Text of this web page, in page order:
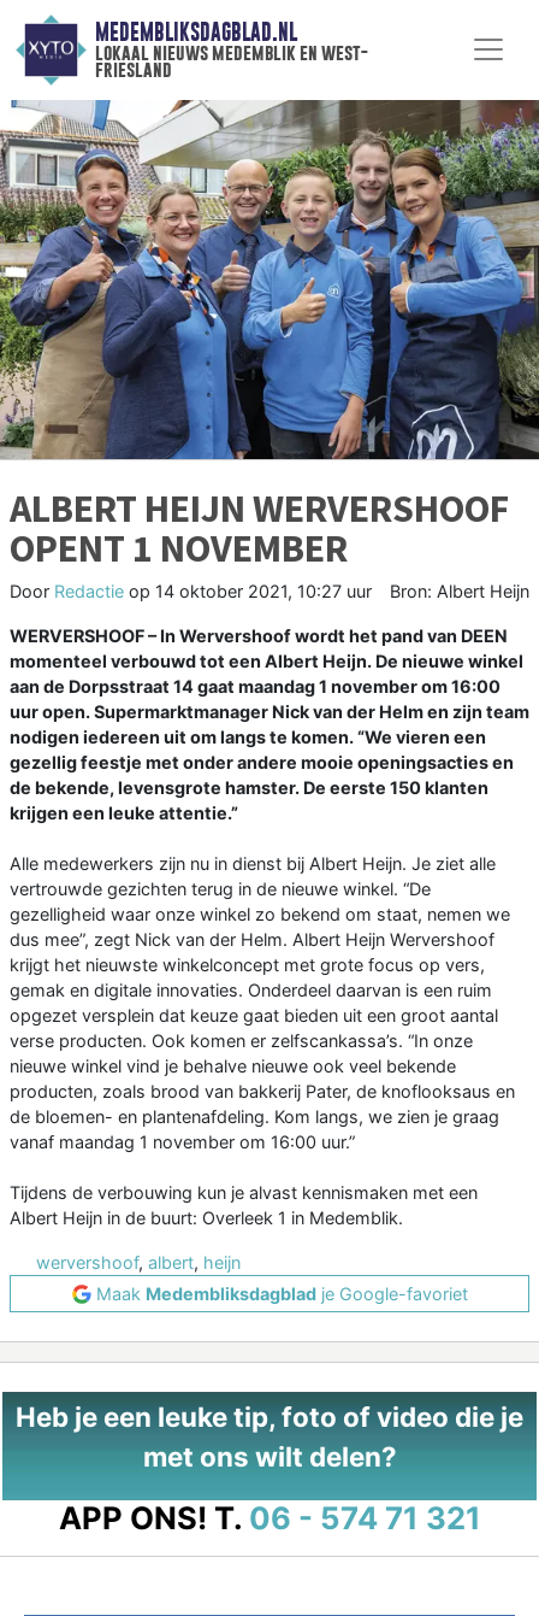
MEDEMBLIKSDAGBLAD.NL
lokaal nieuws medemblik en west-
friesland
ALBERT HEIJN WERVERSHOOF
OPENT 1 NOVEMBER
Door Redactie op 14 oktober 2021, 10:27 uur Bron: Albert Heijn
WERVERSHOOF – In Wervershoof wordt het pand van DEEN
momenteel verbouwd tot een Albert Heijn. De nieuwe winkel
aan de Dorpsstraat 14 gaat maandag 1 november om 16:00
uur open. Supermarktmanager Nick van der Helm en zijn team
nodigen iedereen uit om langs te komen. “We vieren een
gezellig feestje met onder andere mooie openingsacties en
de bekende, levensgrote hamster. De eerste 150 klanten
krijgen een leuke attentie.”
Alle medewerkers zijn nu in dienst bij Albert Heijn. Je ziet alle
vertrouwde gezichten terug in de nieuwe winkel. “De
gezelligheid waar onze winkel zo bekend om staat, nemen we
dus mee”, zegt Nick van der Helm. Albert Heijn Wervershoof
krijgt het nieuwste winkelconcept met grote focus op vers,
gemak en digitale innovaties. Onderdeel daarvan is een ruim
opgezet versplein dat keuze gaat bieden uit een groot aantal
verse producten. Ook komen er zelfscankassa’s. “In onze
nieuwe winkel vind je behalve nieuwe ook veel bekende
producten, zoals brood van bakkerij Pater, de knoflooksaus en
de bloemen- en plantenafdeling. Kom langs, we zien je graag
vanaf maandag 1 november om 16:00 uur.”
Tijdens de verbouwing kun je alvast kennismaken met een
Albert Heijn in de buurt: Overleek 1 in Medemblik.
wervershoof, albert, heijn
Maak Medembliksdagbladje Google-favoriet
Heb je een leuke tip, foto of video die je
met ons wilt delen?
APP ONS! T. 06 - 574 71 321